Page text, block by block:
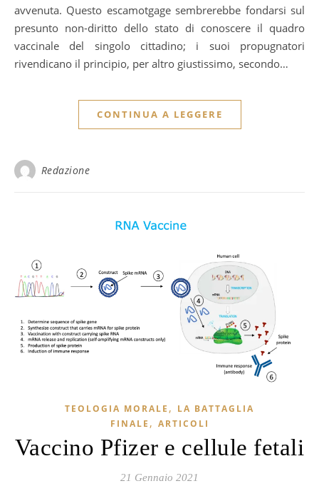
avvenuta. Questo escamotgage sembrerebbe fondarsi sul
presunto non-diritto dello stato di conoscere il quadro
vaccinale del singolo cittadino; i suoi propugnatori
rivendicano il principio, per altro giustissimo, secondo…
CONTINUA A LEGGERE
Redazione
TEOLOGIA MORALE , LA BATTAGLIA
FINALE , ARTICOLI
Vaccino Pfizer e cellule fetali
21 Gennaio 2021